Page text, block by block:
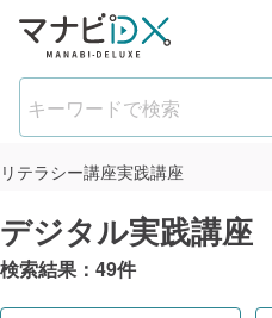
リテラシー講座実践講座
デジタル実践講座
検索結果： 49件